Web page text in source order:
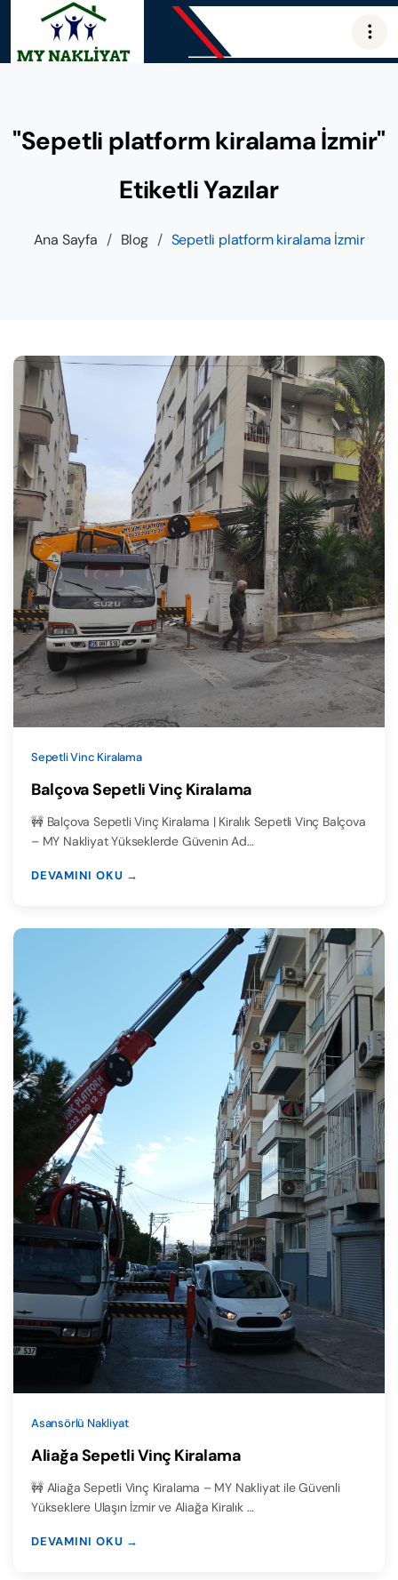
"Sepetli platform kiralama İzmir"
Etiketli Yazılar
Ana Sayfa / Blog / Sepetli platform kiralama İzmir
Sepetli Vinc Kiralama
Balçova Sepetli Vinç Kiralama
🚧 Balçova Sepetli Vinç Kiralama | Kiralık Sepetli Vinç Balçova
– MY Nakliyat Yükseklerde Güvenin Ad…
DEVAMINI OKU →
Asansörlü Nakliyat
Aliağa Sepetli Vinç Kiralama
🚧 Aliağa Sepetli Vinç Kiralama – MY Nakliyat ile Güvenli
Yükseklere Ulaşın İzmir ve Aliağa Kiralık …
DEVAMINI OKU →